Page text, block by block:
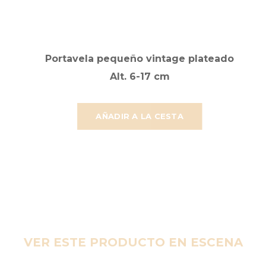
AÑADIR A LA CESTA
Portavela pequeño vintage plateado
Alt. 6-17 cm
VER ESTE PRODUCTO EN ESCENA